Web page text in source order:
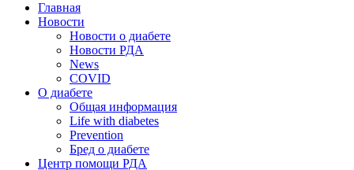
Главная
Новости
Новости о диабете
Новости РДА
News
COVID
О диабете
Общая информация
Life with diabetes
Prevention
Бред о диабете
Центр помощи РДА